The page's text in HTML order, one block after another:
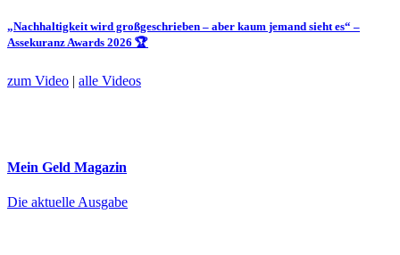
„Nachhaltigkeit wird großgeschrieben – aber kaum jemand sieht es“ –
Assekuranz Awards 2026 🏆
zum Video | alle Videos
Mein Geld Magazin
Die aktuelle Ausgabe